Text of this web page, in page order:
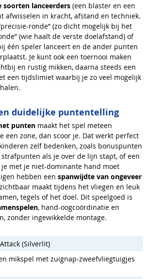
soorten lanceerders (een blaster en een
afwisselen in kracht, afstand en techniek.
ronde” (zo dicht mogelijk bij het
(wie haalt de verste doelafstand) of
één speler lanceert en de ander punten
Je kunt ook een toernooi maken
en rustig mikken, daarna steeds een
een tijdslimiet waarbij je zo veel mogelijk
duidelijke puntentelling
punten maakt het spel meteen
een zone, dan scoor je. Dat werkt perfect
zelf bedenken, zoals bonuspunten
strafpunten als je over de lijn stapt, of een
met je niet-dominante hand moet
hebben een spanwijdte van ongeveer
maakt tijdens het vliegen en leuk
tegels of het doel. Dit speelgoed is
, hand-oogcoördinatie en
zonder ingewikkelde montage.
(Silverlit)
mikspel met zuignap-zweefvliegtuigjes